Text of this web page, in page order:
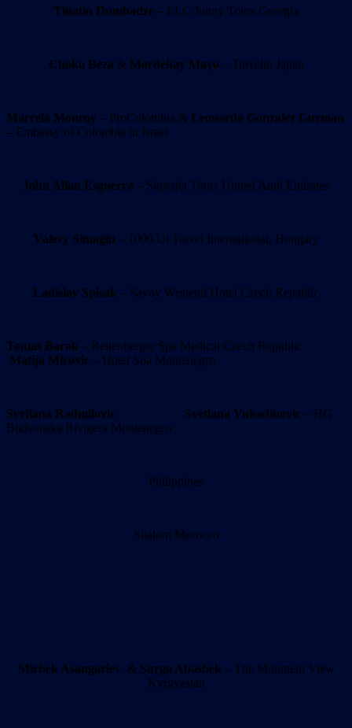
Tinatin Dumbadze – LLC Junny Tours Georgia
Choko Beza & Mordehay Mayo – Travelin Japan
Marcela Monroy – ProColombia & Leonardo Gonzalez Guzman
– Embassy of Colombia in Israel
John Allan Esguerra – Superjet Tours United Arab Emirates
Valery Simagin – 1000 Ut Travel International, Hungary
Ladislav Spisak – Savoy Westend Hotel Czech Repablic
Tomas Barak – Reitenberger Spa Medical Czech Republic
Matija Micovic – Hotel Soa Montenegro
Svetlana Radmilovic Svetlana Vukadinovic – HG
Budvanska Rivigera Montenegro
Philippines
Shalom Morocco
Mirbek Asangariev& Surga Abasbek – The Mountein View
Kyrgyzstan